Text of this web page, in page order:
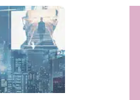
lausuman tunnistaminen